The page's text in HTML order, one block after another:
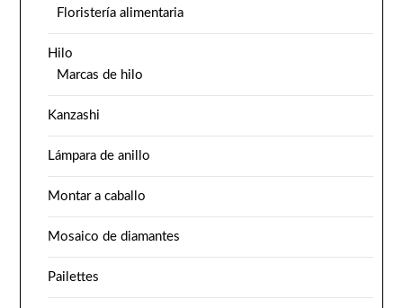
Floristería alimentaria
Hilo
Marcas de hilo
Kanzashi
Lámpara de anillo
Montar a caballo
Mosaico de diamantes
Pailettes